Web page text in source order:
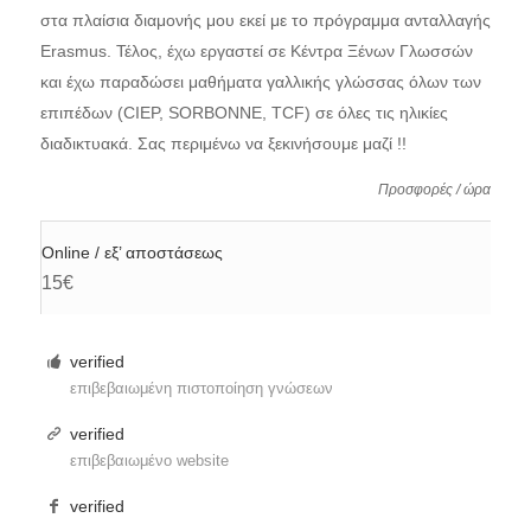
στα πλαίσια διαμονής μου εκεί με το πρόγραμμα ανταλλαγής
Erasmus. Τέλος, έχω εργαστεί σε Κέντρα Ξένων Γλωσσών
και έχω παραδώσει μαθήματα γαλλικής γλώσσας όλων των
επιπέδων (CIEP, SORBONNE, TCF) σε όλες τις ηλικίες
διαδικτυακά. Σας περιμένω να ξεκινήσουμε μαζί !!
Προσφορές / ώρα
Online / εξ’ αποστάσεως
15€
verified
επιβεβαιωμένη πιστοποίηση γνώσεων
verified
επιβεβαιωμένο website
verified